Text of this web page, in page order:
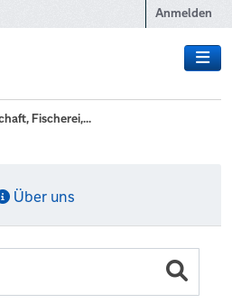
Anmelden
Fischerei,...
Über uns